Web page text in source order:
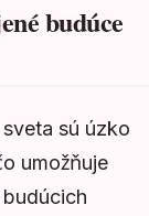
budúce
sú úzko
umožňuje